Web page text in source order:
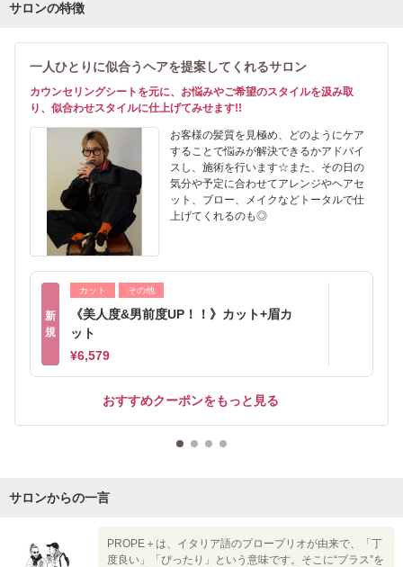
サロンの特徴
一人ひとりに似合うヘアを提案してくれるサロン
カウンセリングシートを元に、お悩みやご希望のスタイルを汲み取
り、似合わせスタイルに仕上げてみせます!!
お客様の髪質を見極め、どのようにケア
することで悩みが解決できるかアドバイ
スし、施術を行います☆また、その日の
気分や予定に合わせてアレンジやヘアセ
ット、ブロー、メイクなどトータルで仕
上げてくれるのも◎
新
規
カット その他
《美人度&男前度UP！！》カット+眉カ
ット
¥6,579
おすすめクーポンをもっと見る
サロンからの一言
PROPE＋は、イタリア語のプロープリオが由来で、「丁
度良い」「ぴったり」という意味です。そこに“プラス”を